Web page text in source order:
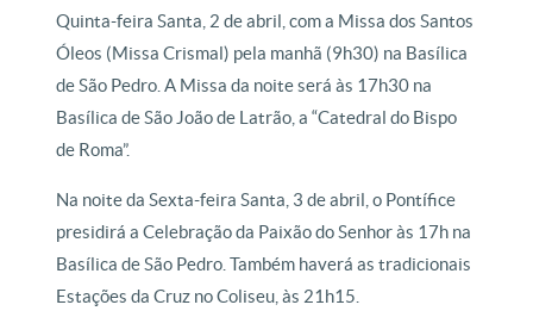
Quinta-feira Santa, 2 de abril, com a Missa dos Santos
Óleos (Missa Crismal) pela manhã (9h30) na Basílica
de São Pedro. A Missa da noite será às 17h30 na
Basílica de São João de Latrão, a “Catedral do Bispo
de Roma”.
Na noite da Sexta-feira Santa, 3 de abril, o Pontífice
presidirá a Celebração da Paixão do Senhor às 17h na
Basílica de São Pedro. Também haverá as tradicionais
Estações da Cruz no Coliseu, às 21h15.